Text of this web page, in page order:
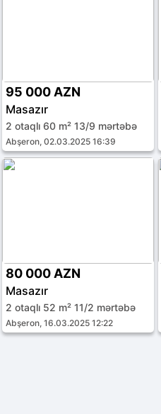
95 000 AZN
Masazır
2 otaqlı 60 m² 13/9 mərtəbə
Abşeron, 02.03.2025 16:39
80 000 AZN
Masazır
2 otaqlı 52 m² 11/2 mərtəbə
Abşeron, 16.03.2025 12:22